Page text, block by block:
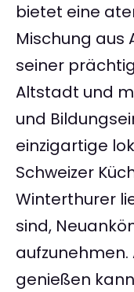
bietet eine
Mischung aus
seiner
Altstadt und
und
einzigartige
Schweizer
Winterthurer
sind,
genießen